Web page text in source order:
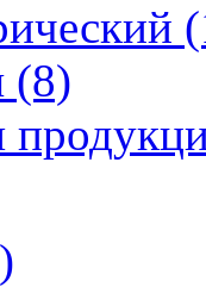
(8)